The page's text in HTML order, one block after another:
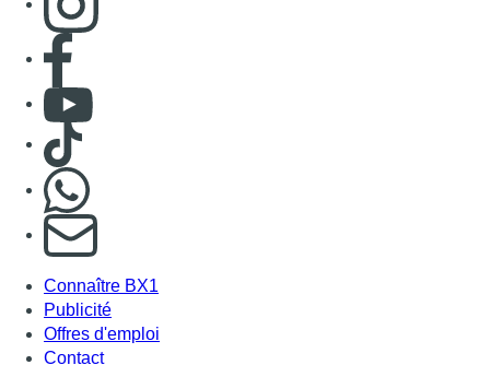
Consulter page Facebook
Consulter Youtube
Consulter TikTok
S'abonner à notre newsletter
Connaître BX1
Publicité
Offres d'emploi
Contact